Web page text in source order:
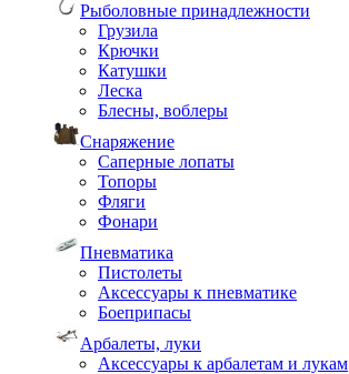
Рыболовные принадлежности
Грузила
Крючки
Катушки
Леска
Блесны, воблеры
Снаряжение
Саперные лопаты
Топоры
Фляги
Фонари
Пневматика
Пистолеты
Аксессуары к пневматике
Боеприпасы
Арбалеты, луки
Аксессуары к арбалетам и лукам